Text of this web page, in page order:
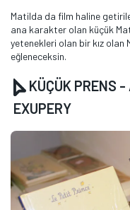
Matilda da film haline
ana karakter olan küçük
yetenekleri olan bir kız olan
eğleneceksin.
KÜÇÜK PRENS
EXUPERY